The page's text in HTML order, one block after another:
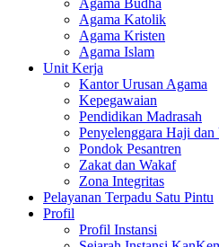
Agama Katolik
Agama Kristen
Agama Islam
Unit Kerja
Kantor Urusan Agama
Kepegawaian
Pendidikan Madrasah
Penyelenggara Haji dan
Pondok Pesantren
Zakat dan Wakaf
Zona Integritas
Pelayanan Terpadu Satu Pintu
Profil
Profil Instansi